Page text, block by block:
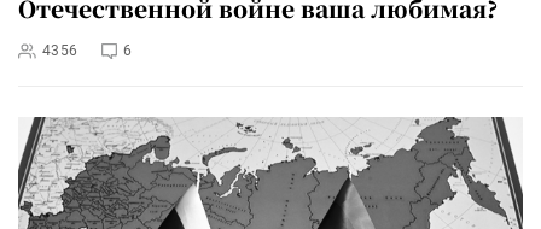
Отечественной войне ваша любимая?
4356 6